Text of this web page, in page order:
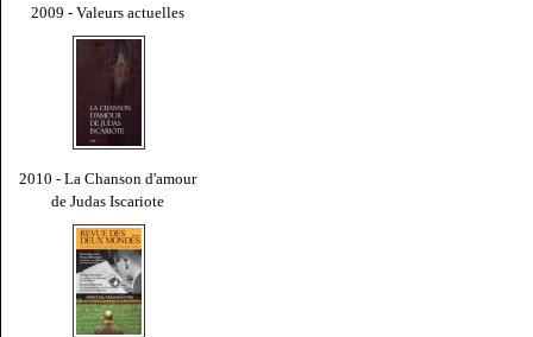
2009 - Valeurs actuelles
2010 - La Chanson d'amour
de Judas Iscariote